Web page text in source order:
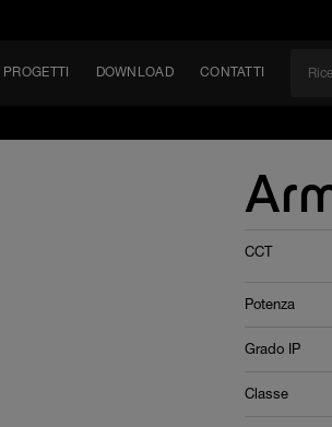
PROGETTI DOWNLOAD CONTATTI
CCT
Potenza
Grado IP
Classe